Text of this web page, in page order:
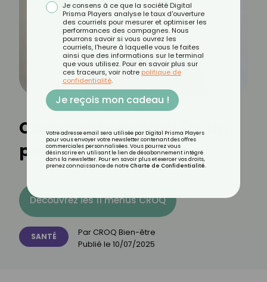
Comment savoir si j'ai un
problème urinaire ?
Découvrez les 11 menus CROQ
SANTÉ Par CROQ Bien-être
Publié le 10/07/2025
Je consens à ce que la société Digital
Prisma Players analyse le taux d'ouverture
des courriels pour mesurer et optimiser les
performances des campagnes. Nous
pourrons savoir si vous ouvrez les
courriels, l'heure à laquelle vous le faites
ainsi que des informations sur le terminal
que vous utilisez. Pour en savoir plus sur
ces traceurs, voir notre politique de
confidentialité.
Je reçois mon cadeau !
Votre adresse email sera utilisée par Digital Prisma Players
pour vous envoyer votre newsletter contenant des offres
commerciales personnalisées. Vous pourrez vous
désinscrire en utilisant le lien de désabonnement intégré
dans la newsletter. Pour en savoir plus et exercer vos droits,
prenez connaissance de notre Charte de Confidentialité.